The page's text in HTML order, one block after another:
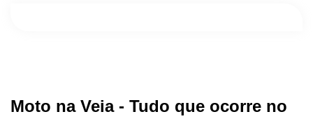
Moto na Veia - Tudo que ocorre no